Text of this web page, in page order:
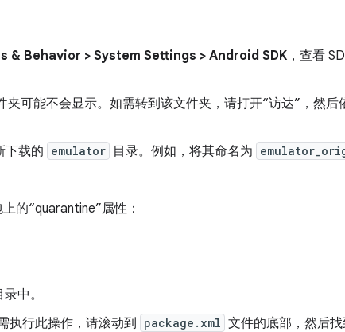
Behavior > System Settings > Android SDK ，查看
夹可能不会显示。如需转到该文件夹，请打开“访达”，然后
下载的 emulator 目录。例如，将其命名为
的“quarantine”属性：
录中。
执行此操作，请滚动到 package.xml 文件的底部，然后找